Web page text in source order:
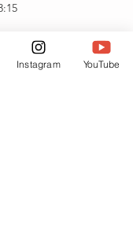
Instagram YouTube